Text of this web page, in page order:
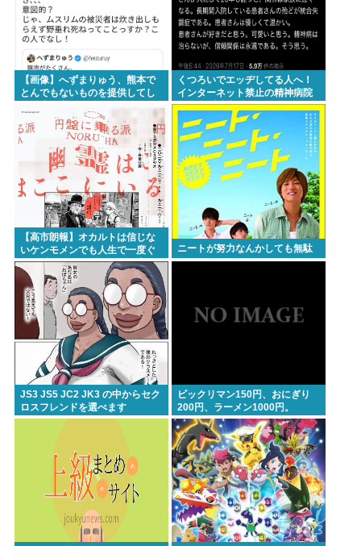
東浩紀さん、右からも左からも叩かれる「ポジショ
ントークをしないからこそ信頼できる」と擁護され
るwww
【困惑】コーラって本当に体に悪い
の？・・・・・・・・・
【画像】自分の足を撮影してみた
イチローの晩年(2011-2019)の成績、流石に擁護でき
ないwww
『ヤニねこ』新海誠、水島努、綾辻行人らクリエイ
ターが絶賛 過激描写はBPOでも議論に
避難所地獄と化す「ずっと同じ食べ物&断水でトイレ
流せず悪臭&床に直接就寝&コロナ感染」
高橋名人が左手のバネを取るため手術を決意
Powered by livedoor 相互RSS
【画像】へずまりゅう、熊本で
とんでもないものを提供してし
まい大炎上wwwこれはとんでも
ないwww
くつろいでエッヂしてる人へ！
インターネット禁止の精神病院
に20年以上入院してる人もいる
んですよ！
【高市朗報】オカルトは信じな
いケンモメンでも人生で一度ぐ
らい"超自然的な体験"した事あ
るんだろ？？
ニートが努力なんかしても無駄
JS3 JS5 JC2 JK3 の中からセク
ロスフレンドを選べます
ビックリマン150円、おにぎり
200円、ラーメン1000円。